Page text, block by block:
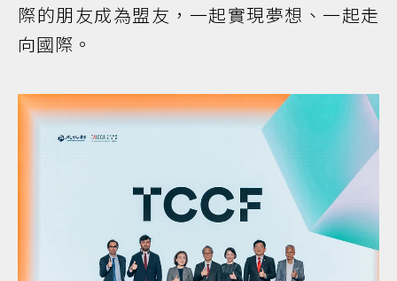
際的朋友成為盟友，一起實現夢想、一起走
向國際。